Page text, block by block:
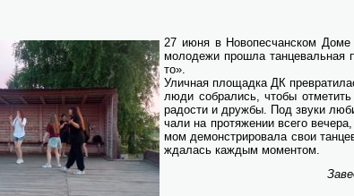
27 июня в Но­во­пес­чан­ском До­ме
мо­ло­де­жи про­шла тан­це­валь­ная
то».
Улич­ная пло­щад­ка ДК
лю­ди со­бра­лись, чтобы
ра­до­сти и друж­бы. Под зву­ки
ча­ли на про­тя­же­нии все­го
мом де­мон­стри­ро­ва­ла свои
жда­лась каж­дым мо­мен­том.